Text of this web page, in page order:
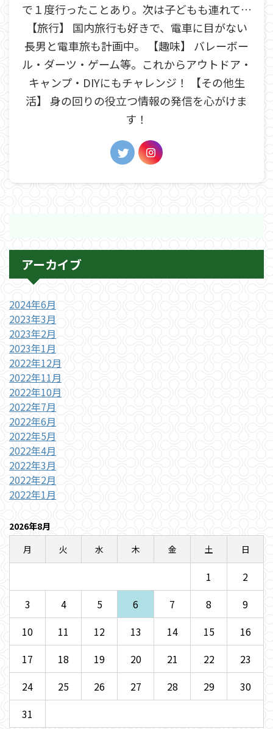
で１度行ったことあり。次は子どもも連れて…
【旅行】 国内旅行も好きで、電車に目がない
長男と電車旅も計画中。 【趣味】 バレーボー
ル・ダーツ・ゲーム等。これからアウトドア・
キャンプ・DIYにもチャレンジ！ 【その他生
活】 身の回りの役立つ情報の発信を心がけま
す！
アーカイブ
2024年6月
2023年3月
2023年2月
2023年1月
2022年12月
2022年11月
2022年10月
2022年7月
2022年6月
2022年5月
2022年4月
2022年3月
2022年2月
2022年1月
2026年8月
月
火 水 木 金 土 日
1
2
3
4 5 6 7 8
9
10
11 12 13 14 15
16
17
18 19 20 21 22
23
24
25 26 27 28 29
30
31